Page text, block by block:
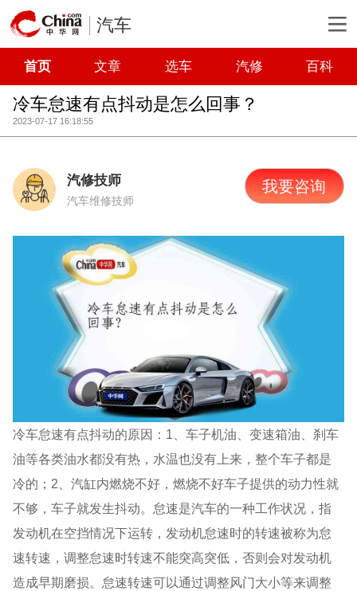
汽车
首页 文章 选车 汽修 百科
冷车怠速有点抖动是怎么回事？
2023-07-17 16:18:55
汽修技师
汽车维修技师
我要咨询
冷车怠速有点抖动的原因：1、车子机油、变速箱油、刹车
油等各类油水都没有热，水温也没有上来，整个车子都是
冷的；2、汽缸内燃烧不好，燃烧不好车子提供的动力性就
不够，车子就发生抖动。怠速是汽车的一种工作状况，指
发动机在空挡情况下运转，发动机怠速时的转速被称为怠
速转速，调整怠速时转速不能突高突低，否则会对发动机
造成早期磨损。怠速转速可以通过调整风门大小等来调整